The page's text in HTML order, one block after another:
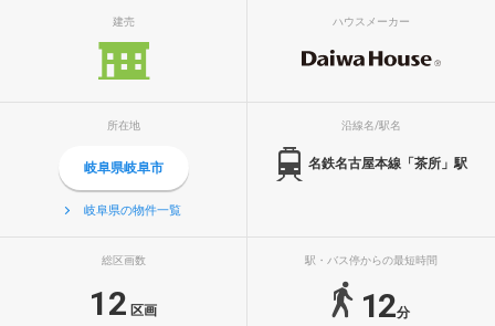
建売 ハウスメーカー
所在地
岐阜県岐阜市
岐阜県の物件一覧
沿線名/駅名
名鉄名古屋本線「茶所」駅
総区画数
12 区画
駅・バス停からの最短時間
12分